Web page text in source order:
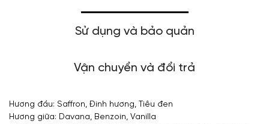
Sử dụng và bảo quản
Vận chuyển và đổi trả
Hương đầu: Saffron, Đinh hương, Tiêu đen
Hương giữa: Davana, Benzoin, Vanilla